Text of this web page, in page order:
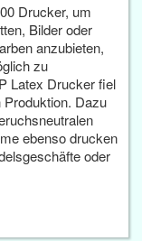
Drucker, um
Bilder oder
anzubieten,
zu
Latex Drucker fiel
Produktion. Dazu
ebenso drucken
oder